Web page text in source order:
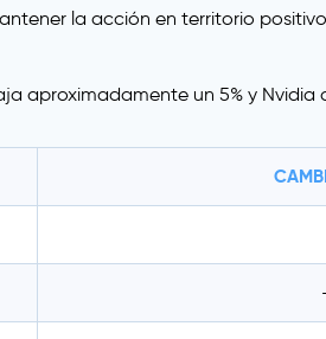
la acción en territorio
aproximadamente un 5% y Nvidia